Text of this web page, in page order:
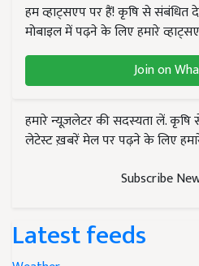
हम व्हाट्सएप पर हैं! कृषि से संबंधित
मोबाइल में पढ़ने के लिए हमारे
Join on
हमारे न्यूज़लेटर की सदस्यता लें.
लेटेस्ट ख़बरें मेल पर पढ़ने के लिए
Subscribe
Latest feeds